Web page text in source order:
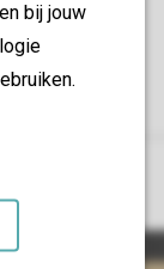
bij jouw